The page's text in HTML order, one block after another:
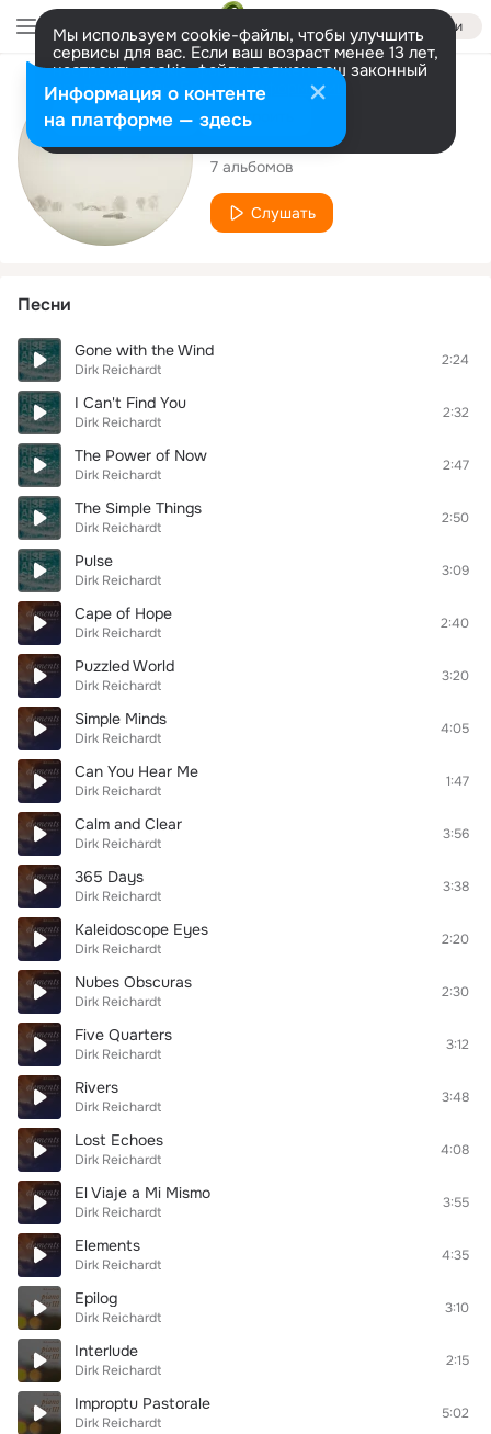
Войти
Мы используем cookie-файлы, чтобы улучшить
сервисы для вас. Если ваш возраст менее 13 лет,
настроить cookie-файлы должен ваш законный
представитель. Больше информации
Разрешить все Настроить
Исполнитель
Dirk Reichardt
7 альбомов
Слушать
Песни
Gone with the Wind
Dirk Reichardt
2:24
I Can't Find You
Dirk Reichardt
2:32
The Power of Now
Dirk Reichardt
2:47
The Simple Things
Dirk Reichardt
2:50
Pulse
Dirk Reichardt
3:09
Cape of Hope
Dirk Reichardt
2:40
Puzzled World
Dirk Reichardt
3:20
Simple Minds
Dirk Reichardt
4:05
Can You Hear Me
Dirk Reichardt
1:47
Calm and Clear
Dirk Reichardt
3:56
365 Days
Dirk Reichardt
3:38
Kaleidoscope Eyes
Dirk Reichardt
2:20
Nubes Obscuras
Dirk Reichardt
2:30
Five Quarters
Dirk Reichardt
3:12
Rivers
Dirk Reichardt
3:48
Lost Echoes
Dirk Reichardt
4:08
El Viaje a Mi Mismo
Dirk Reichardt
3:55
Elements
Dirk Reichardt
4:35
Epilog
Dirk Reichardt
3:10
Interlude
Dirk Reichardt
2:15
Improptu Pastorale
Dirk Reichardt
5:02
Информация о контенте
на платформе — здесь